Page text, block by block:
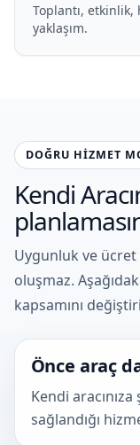
Toplantı,
yaklaşım.
DOĞRU HIZMET
Kendi
Uygunluk ve ücret
oluşmaz.
kapsamını
Önce araç
Kendi
sağlandığı